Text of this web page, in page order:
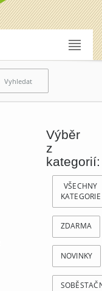
Výběr
z
kategorií:
VŠECHNY
KATEGORIE
ZDARMA
NOVINKY